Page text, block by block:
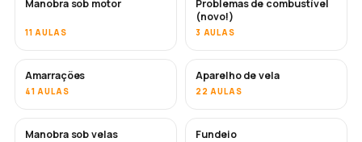
Manobra sob motor
11 AULAS
Problemas de combustível
(novo!)
3 AULAS
Amarrações
41 AULAS
Aparelho de vela
22 AULAS
Manobra sob velas Fundeio